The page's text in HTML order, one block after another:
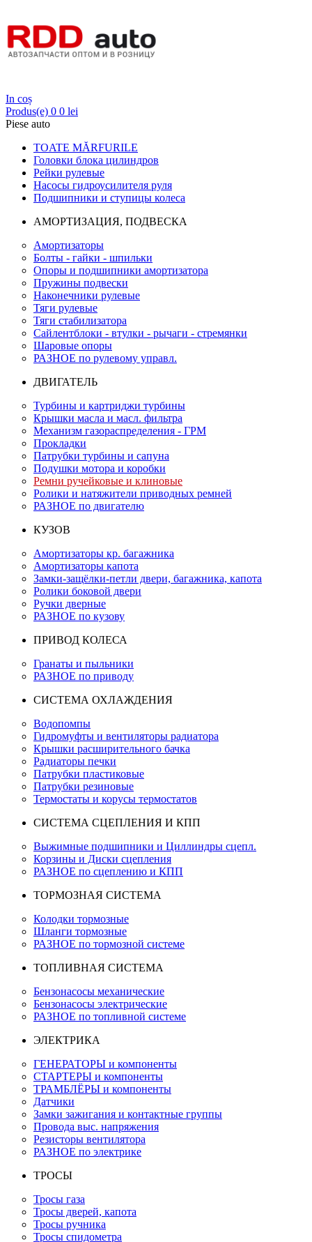
In coș
Produs(e) 0 0 lei
Piese auto
TOATE MĂRFURILE
Головки блока цилиндров
Рейки рулевые
Насосы гидроусилителя руля
Подшипники и ступицы колеса
АМОРТИЗАЦИЯ, ПОДВЕСКА
Амортизаторы
Болты - гайки - шпильки
Опоры и подшипники амортизатора
Пружины подвески
Наконечники рулевые
Тяги рулевые
Тяги стабилизатора
Сайлентблоки - втулки - рычаги - стремянки
Шаровые опоры
РАЗНОЕ по рулевому управл.
ДВИГАТЕЛЬ
Турбины и картриджи турбины
Крышки масла и масл. фильтра
Механизм газораспределения - ГРМ
Прокладки
Патрубки турбины и сапуна
Подушки мотора и коробки
Ремни ручейковые и клиновые
Ролики и натяжители приводных ремней
РАЗНОЕ по двигателю
КУЗОВ
Амортизаторы кр. багажника
Амортизаторы капота
Замки-защёлки-петли двери, багажника, капота
Ролики боковой двери
Ручки дверные
РАЗНОЕ по кузову
ПРИВОД КОЛЕСА
Гранаты и пыльники
РАЗНОЕ по приводу
СИСТЕМА ОХЛАЖДЕНИЯ
Водопомпы
Гидромуфты и вентиляторы радиатора
Крышки расширительного бачка
Радиаторы печки
Патрубки пластиковые
Патрубки резиновые
Термостаты и корусы термостатов
СИСТЕМА СЦЕПЛЕНИЯ И КПП
Выжимные подшипники и Циллиндры сцепл.
Корзины и Диски сцепления
РАЗНОЕ по сцеплению и КПП
ТОРМОЗНАЯ СИСТЕМА
Колодки тормозные
Шланги тормозные
РАЗНОЕ по тормозной системе
ТОПЛИВНАЯ СИСТЕМА
Бензонасосы механические
Бензонасосы электрические
РАЗНОЕ по топливной системе
ЭЛЕКТРИКА
ГЕНЕРАТОРЫ и компоненты
СТАРТЕРЫ и компоненты
ТРАМБЛЁРЫ и компоненты
Датчики
Замки зажигания и контактные группы
Провода выс. напряжения
Резисторы вентилятора
РАЗНОЕ по электрике
ТРОСЫ
Тросы газа
Тросы дверей, капота
Тросы ручника
Тросы спидометра